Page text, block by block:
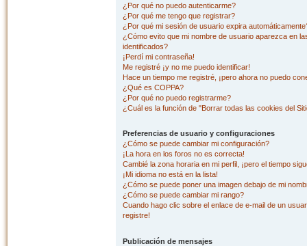
¿Por qué no puedo autenticarme?
¿Por qué me tengo que registrar?
¿Por qué mi sesión de usuario expira
¿Cómo evito que mi nombre de usuario aparezca en
identificados?
¡Perdí mi contraseña!
Me registré ¡y no me puedo identificar!
Hace un tiempo me registré, ¡pero ahora no puedo
¿Qué es COPPA?
¿Por qué no puedo registrarme?
¿Cuál es la función de "Borrar todas las cookies del
Preferencias de usuario y configuraciones
¿Cómo se puede cambiar mi configuración?
¡La hora en los foros no es correcta!
Cambié la zona horaria en mi perfil, ¡pero el tiempo
¡Mi idioma no está en la lista!
¿Cómo se puede poner una imagen debajo de mi
¿Cómo se puede cambiar mi rango?
Cuando hago clic sobre el enlace de e-mail de un
registre!
Publicación de mensajes